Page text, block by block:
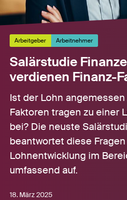
Arbeitgeber Arbeitnehmer
Salärstudie
verdienen Finanz-
Ist der Lohn
Faktoren tragen zu einer
bei? Die neuste
beantwortet diese
Lohnentwicklung im
umfassend auf.
18. März 2025